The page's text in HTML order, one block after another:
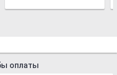
оплаты